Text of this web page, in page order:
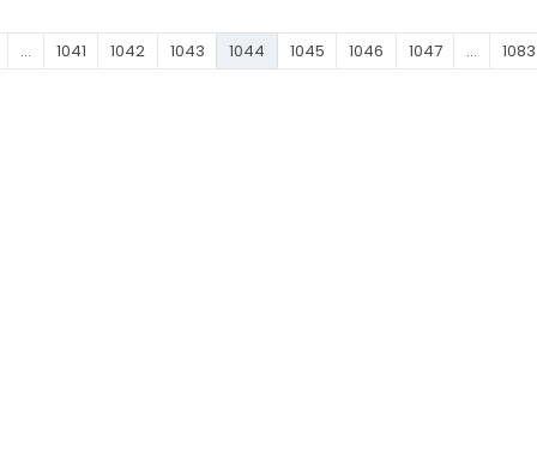
… 1041 1042 1043 1044 1045 1046 1047 … 1083